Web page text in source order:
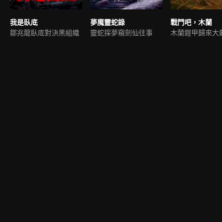
我是臥底
鄒兆龍臥底對決黑組織
夢魔靈蛇錄
靈蛇探夢窺劍仙往事
戰鬥吧，木蘭
木蘭鎧甲歸來大